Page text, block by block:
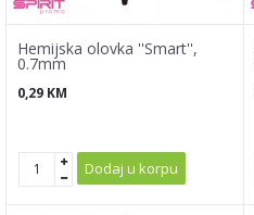
Hemijska olovka ''Smart'',
0.7mm
0,29 KM
Dodaj u korpu